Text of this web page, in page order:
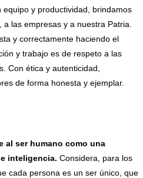
y productividad, brindamos
las empresas y a nuestra Patria.
y correctamente haciendo el
y trabajo es de respeto a las
Con ética y autenticidad,
de forma honesta y ejemplar.
al ser humano como una
inteligencia. Considera, para los
cada persona es un ser único, que